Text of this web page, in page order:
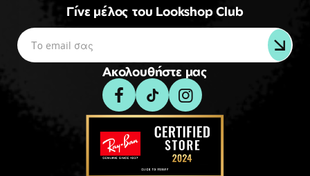
Γίνε μέλος του Lookshop Club
Ακολουθήστε μας